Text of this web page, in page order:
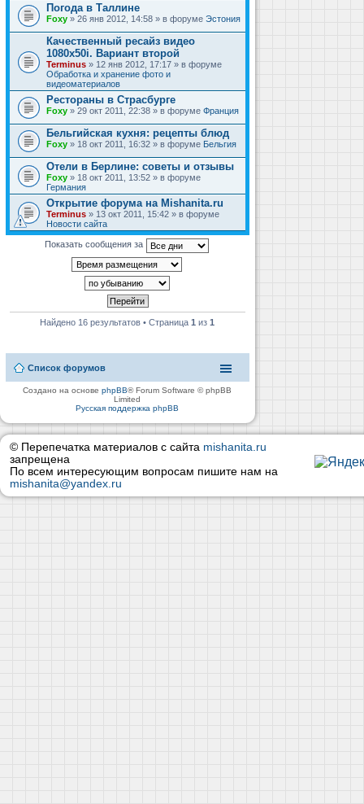
Погода в Таллине
Foxy » 26 янв 2012, 14:58 » в форуме Эстония
Качественный ресайз видео
1080x50i. Вариант второй
Terminus » 12 янв 2012, 17:17 » в форуме
Обработка и хранение фото и
видеоматериалов
Рестораны в Страсбурге
Foxy » 29 окт 2011, 22:38 » в форуме Франция
Бельгийская кухня: рецепты блюд
Foxy » 18 окт 2011, 16:32 » в форуме Бельгия
Отели в Берлине: советы и отзывы
Foxy » 18 окт 2011, 13:52 » в форуме
Германия
Открытие форума на Mishanita.ru
Terminus » 13 окт 2011, 15:42 » в форуме
Новости сайта
Показать сообщения за
Найдено 16 результатов • Страница1 из1
Список форумов
Создано на основеphpBB® Forum Software © phpBB
Limited
Русская поддержка phpBB
© Перепечатка материалов с сайта mishanita.ru
запрещена
По всем интересующим вопросам пишите нам на
mishanita@yandex.ru